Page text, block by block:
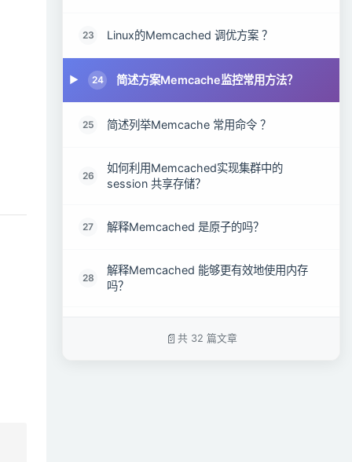
23 Linux的Memcached 调优方案 ？
24 简述方案Memcache监控常用方法？
25 简述列举Memcache 常用命令 ？
26
如何利用Memcached实现集群中的
session 共享存储？
27 解释Memcached 是原子的吗？
28
解释Memcached 能够更有效地使用内存
吗？
共 32 篇文章